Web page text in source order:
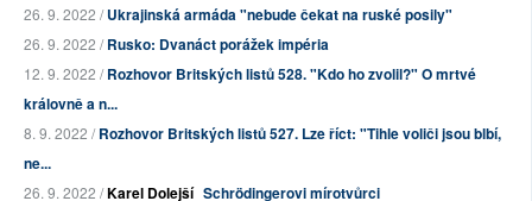
26. 9. 2022 /Ukrajinská armáda "nebude čekat na ruské posily"
26. 9. 2022 /Rusko: Dvanáct porážek impéria
12. 9. 2022 /Rozhovor Britských listů 528. "Kdo ho zvolil?" O mrtvé
královně a n...
8. 9. 2022 /Rozhovor Britských listů 527. Lze říct: "Tihle voliči jsou blbí,
ne...
26. 9. 2022 /Karel Dolejší Schrödingerovi mírotvůrci